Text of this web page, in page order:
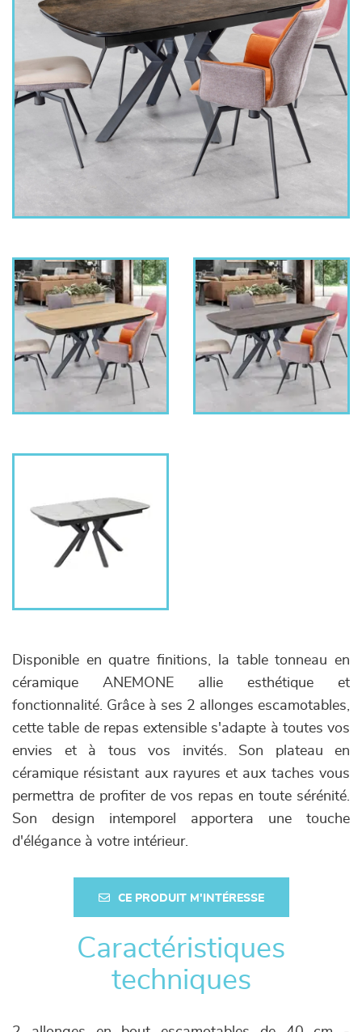
Disponible en quatre finitions, la table tonneau en
céramique ANEMONE allie esthétique et
fonctionnalité. Grâce à ses 2 allonges escamotables,
cette table de repas extensible s'adapte à toutes vos
envies et à tous vos invités. Son plateau en
céramique résistant aux rayures et aux taches vous
permettra de profiter de vos repas en toute sérénité.
Son design intemporel apportera une touche
d'élégance à votre intérieur.
CE PRODUIT M'INTÉRESSE
Caractéristiques
techniques